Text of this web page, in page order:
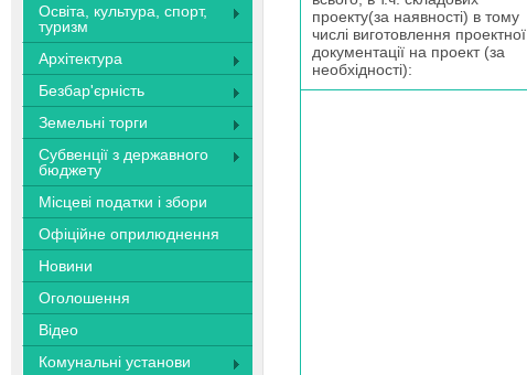
Освіта, культура, спорт,
туризм
Архітектура
Безбар'єрність
Земельні торги
Субвенції з державного
бюджету
Місцеві податки і збори
Офіційне оприлюднення
Новини
Оголошення
Відео
Комунальні установи
проекту(за наявності) в тому
числі виготовлення проектної
документації на проект (за
необхідності):